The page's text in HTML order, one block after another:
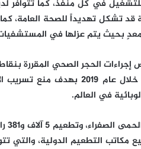
في كل منفذ، كما تتوافر
قد تشكل تهديداً للصحة العامة،
بحيث يتم عزلها في
دورياً فيما يخص إجراءات الحجر الصحي
ومكاتب التطعيم الدولية في المحافظات
في العالم.
وأضاف
الأطفال بجميع مكاتب التطعيم الدولية،